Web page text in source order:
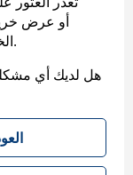
الخاصة بنا لمساعدتك في العثور على ما تريد.
هل لديك أي